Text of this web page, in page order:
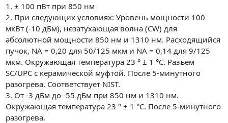
1. ± 100 пВт при 850 нм
2. При следующих условиях: Уровень мощности 100
мкВт (-10 дБм), незатухающая волна (CW) для
абсолютной мощности 850 нм и 1310 нм. Расходящийся
пучок, NA = 0,20 для 50/125 мкм и NA = 0,14 для 9/125
мкм. Окружающая температура 23 ° ± 1 °C. Разъем
SC/UPC с керамической муфтой. После 5-минутного
разогрева. Соответствует NIST.
3. От -3 дБм до -55 дБм при 850 нм и 1310 нм.
Окружающая температура 23 ° ± 1 °C. После 5-минутного
разогрева.